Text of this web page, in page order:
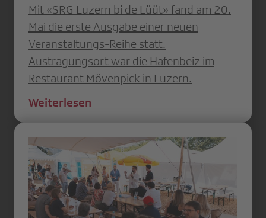
Mit «SRG Luzern bi de Lüüt» fand am 20.
Mai die erste Ausgabe einer neuen
Veranstaltungs-Reihe statt.
Austragungsort war die Hafenbeiz im
Restaurant Mövenpick in Luzern.
Weiterlesen